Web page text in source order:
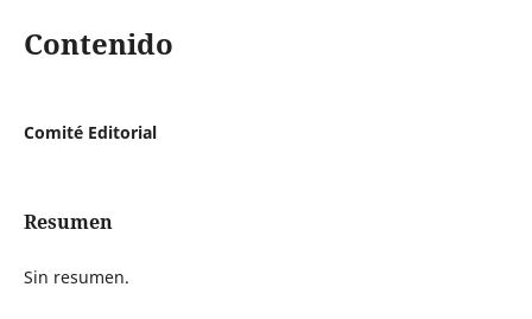
Contenido
Comité Editorial
Resumen
Sin resumen.